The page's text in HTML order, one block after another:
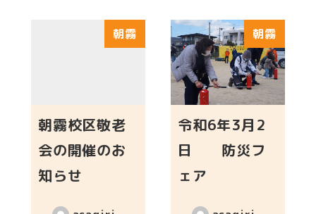
朝霧
朝霧校区敬老
会の開催のお
知らせ
朝霧
令和6年3月2
日 防災フ
ェア